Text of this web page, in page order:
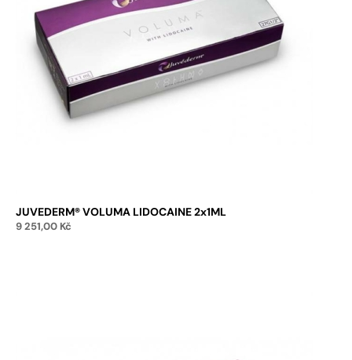
JUVEDERM® VOLUMA LIDOCAINE 2x1ML
9 251,00 Kč